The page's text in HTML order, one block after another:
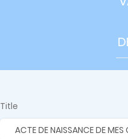
Title